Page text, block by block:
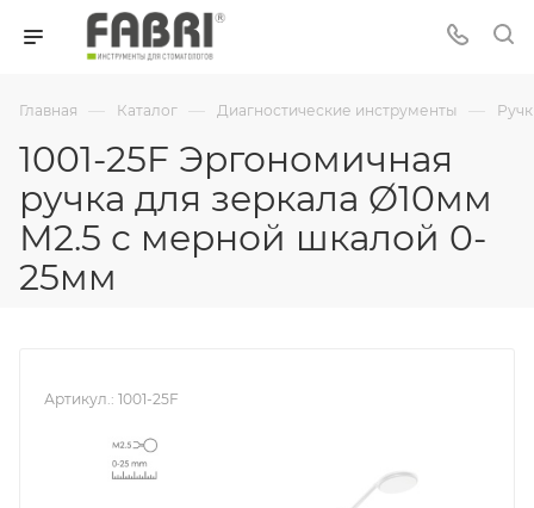
Главная — Каталог — Диагностические инструменты —
1001-25F Эргономичная
ручка для зеркала Ø10мм
М2.5 с мерной шкалой 0-
25мм
Артикул.: 1001-25F